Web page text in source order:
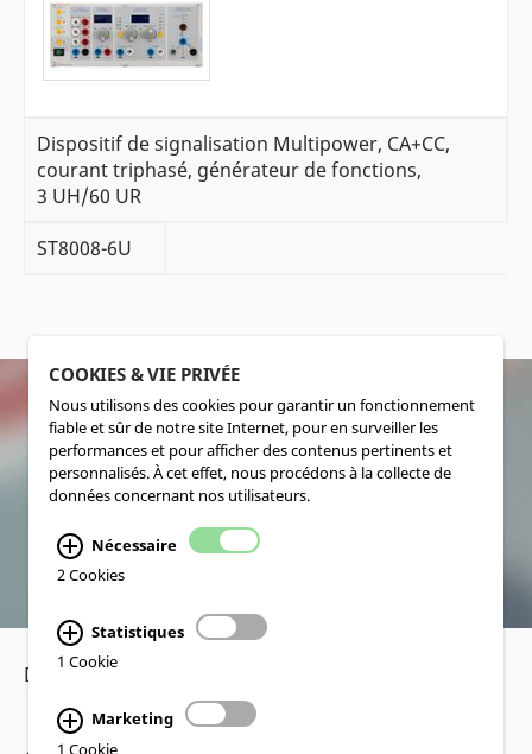
Dispositif de signalisation Multipower, CA+CC,
courant triphasé, générateur de fonctions,
3 UH/60 UR
ST8008-6U
SOCIALMEDIA
Déclaration de confidentialité
COOKIES & VIE PRIVÉE
Nous utilisons des cookies pour garantir un fonctionnement
fiable et sûr de notre site Internet, pour en surveiller les
performances et pour afficher des contenus pertinents et
personnalisés. À cet effet, nous procédons à la collecte de
données concernant nos utilisateurs.
Nécessaire
2 Cookies
Statistiques
1 Cookie
Marketing
1 Cookie